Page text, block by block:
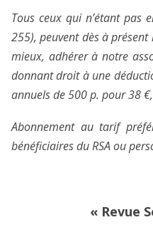
Tous ceux qui n’étant pas
255), peuvent dès à
mieux, adhérer à notre
donnant droit à une
annuels de 500 p. pour 38
Abonnement au tarif
bénéficiaires du RSA ou
« Revue